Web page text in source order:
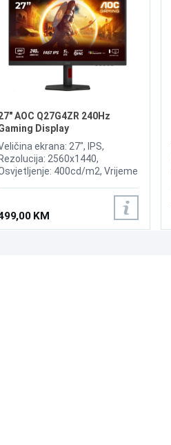
AOC Q27G4ZR 240Hz
Display
ekrana: 27", IPS,
Rezolucija: 2560x1440,
400cd/m2, Vrijeme
Osvježenje: 240Hz, Adaptive
Sync, G-SYNC, Priključci: HDMI
2.0, DisplayPort 1.4,
KM